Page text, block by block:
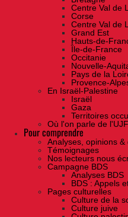
Centre Val de
Corse
Centre Val de
Grand Est
Hauts-de-
Île-de-France
Occitanie
Nouvelle-
Pays de la
Provence-
En Israël-Palestine
Israël
Gaza
Territoires
Où l'on parle de
Pour comprendre
Analyses, opinions &
Témoignages
Nos lecteurs nous
Campagne BDS
Analyses BDS
BDS : Appels
Pages culturelles
Culture de la
Culture juive